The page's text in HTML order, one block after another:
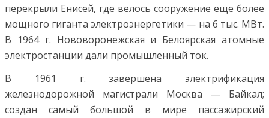
перекрыли Енисей, где велось сооружение еще более
мощного гиганта электроэнергетики — на 6 тыс. МВт.
В 1964 г. Нововоронежская и Белоярская атомные
электростанции дали промышленный ток.
В 1961 г. завершена электрификация
железнодорожной магистрали Москва — Байкал;
создан самый большой в мире пассажирский